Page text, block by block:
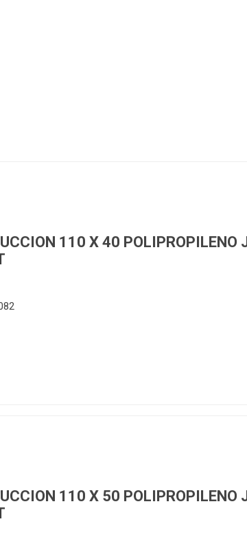
Precio de
110 X 40 POLIPROPILENO
110 X 50 POLIPROPILENO